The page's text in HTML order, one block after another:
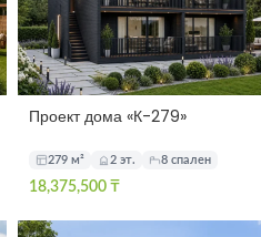
Проект дома «К-279»
279 м² 2 эт. 8 спален
18,375,500 ₸